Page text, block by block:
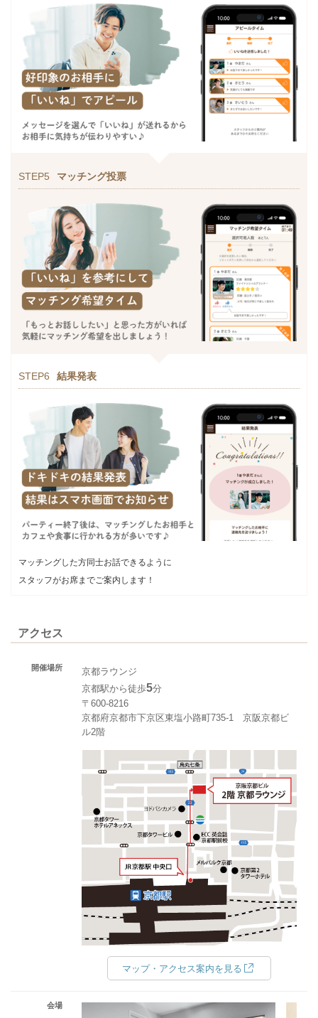
STEP5 マッチング投票
STEP6 結果発表
マッチングした方同士お話できるように
スタッフがお席までご案内します！
アクセス
開催場所
京都ラウンジ
京都駅から徒歩5分
〒600-8216
京都府京都市下京区東塩小路町735-1 京阪京都ビ
ル2階
マップ・アクセス案内を見る
会場